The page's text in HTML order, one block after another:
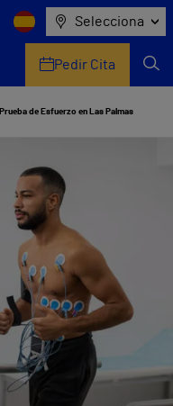
Selecciona
Pedir Cita
Prueba de Esfuerzo en Las Palmas